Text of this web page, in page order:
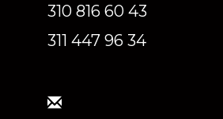
310 816 60 43
311 447 96 34